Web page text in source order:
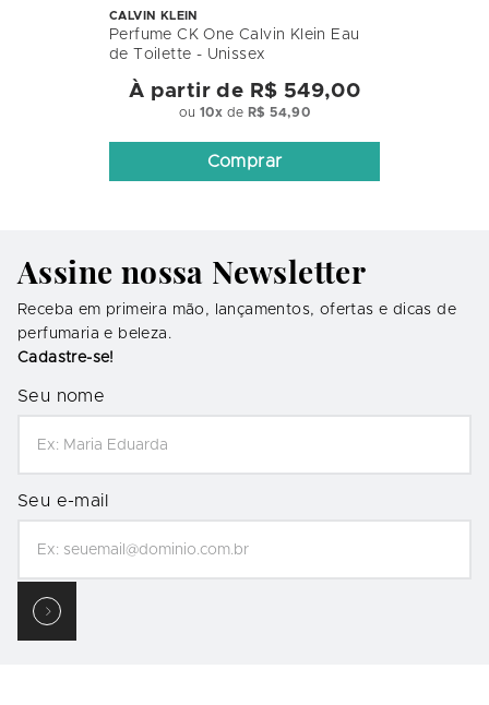
CALVIN KLEIN
Perfume CK One Calvin Klein Eau
de Toilette - Unissex
À partir de R$ 549,00
ou10x de R$ 54,90
Comprar
Assine nossa Newsletter
Receba em primeira mão, lançamentos, ofertas e dicas de
perfumaria e beleza.
Cadastre-se!
Seu nome
Seu e-mail